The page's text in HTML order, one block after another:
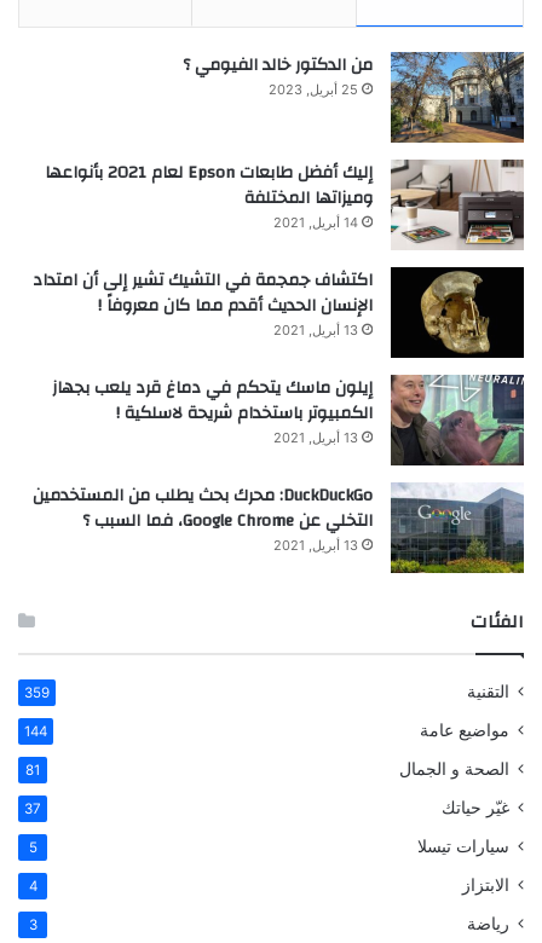
من الدكتور خالد الفيومي ؟
25 أبريل, 2023
إليك أفضل طابعات Epson لعام 2021 بأنواعها
وميزاتها المختلفة
14 أبريل, 2021
اكتشاف جمجمة في التشيك تشير إلى أن امتداد
الإنسان الحديث أقدم مما كان معروفاً !
13 أبريل, 2021
إيلون ماسك يتحكم في دماغ قرد يلعب بجهاز
الكمبيوتر باستخدام شريحة لاسلكية !
13 أبريل, 2021
DuckDuckGo: محرك بحث يطلب من المستخدمين
التخلي عن Google Chrome، فما السبب ؟
13 أبريل, 2021
الفئات
التقنية 359
مواضيع عامة 144
الصحة و الجمال 81
غيّر حياتك 37
سيارات تيسلا 5
الابتزاز 4
رياضة 3